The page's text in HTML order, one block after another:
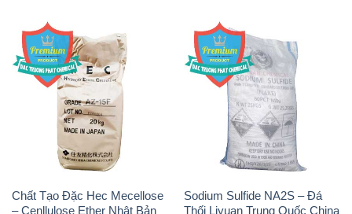
Chất Tạo Đặc Hec Mecellose
– Cenllulose Ether Nhật Bản
Sodium Sulfide NA2S – Đá
Thối Liyuan Trung Quốc China